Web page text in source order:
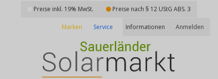
Preise inkl. 19% MwSt. Preise nach § 12 UStG ABS. 3
Informationen Anmelden
Marken Service